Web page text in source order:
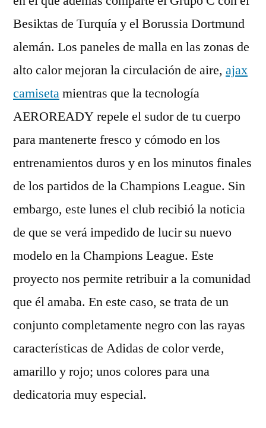
Besiktas de Turquía y el Borussia Dortmund
alemán. Los paneles de malla en las zonas de
alto calor mejoran la circulación de aire, ajax
camisetamientras que la tecnología
AEROREADY repele el sudor de tu cuerpo
para mantenerte fresco y cómodo en los
entrenamientos duros y en los minutos finales
de los partidos de la Champions League. Sin
embargo, este lunes el club recibió la noticia
de que se verá impedido de lucir su nuevo
modelo en la Champions League. Este
proyecto nos permite retribuir a la comunidad
que él amaba. En este caso, se trata de un
conjunto completamente negro con las rayas
características de Adidas de color verde,
amarillo y rojo; unos colores para una
dedicatoria muy especial.